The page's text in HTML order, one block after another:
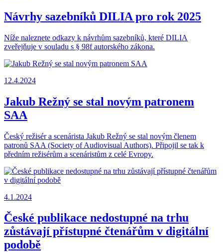
Návrhy sazebníků DILIA pro rok 2025
Níže naleznete odkazy k návrhům sazebníků, které DILIA
zveřejňuje v souladu s § 98f autorského zákona.
12.4.2024
Jakub Režný se stal novým patronem
SAA
Český režisér a scenárista Jakub Režný se stal novým členem
patronů SAA (Society of Audiovisual Authors). Připojil se tak k
předním režisérům a scenáristům z celé Evropy.
4.1.2024
České publikace nedostupné na trhu
zůstávají přístupné čtenářům v digitální
podobě